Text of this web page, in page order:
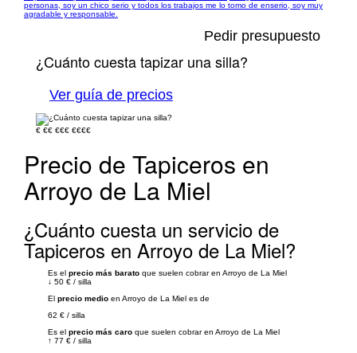
personas, soy un chico serio y todos los trabajos me lo tomo de enserio, soy muy
agradable y responsable.
Pedir presupuesto
¿Cuánto cuesta tapizar una silla?
Ver guía de precios
€ €€ €€€ €€€€
Precio de Tapiceros en
Arroyo de La Miel
¿Cuánto cuesta un servicio de
Tapiceros en Arroyo de La Miel?
Es el precio más barato que suelen cobrar en Arroyo de La Miel
↓ 50 € / silla
El precio medio en Arroyo de La Miel es de
62 € / silla
Es el precio más caro que suelen cobrar en Arroyo de La Miel
↑ 77 € / silla